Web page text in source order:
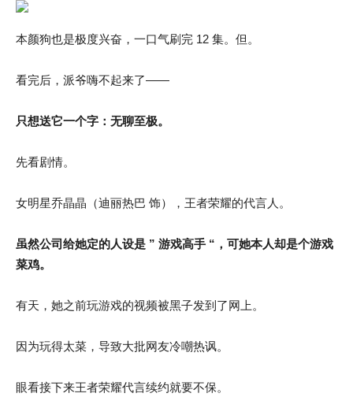
本颜狗也是极度兴奋，一口气刷完 12 集。但。
看完后，派爷嗨不起来了——
只想送它一个字： 无聊至极。
先看剧情。
女明星乔晶晶（迪丽热巴 饰），王者荣耀的代言人。
虽然公司给她定的人设是 ” 游戏高手 “，可她本人却是个游戏
菜鸡。
有天，她之前玩游戏的视频被黑子发到了网上。
因为玩得太菜，导致大批网友冷嘲热讽。
眼看接下来王者荣耀代言续约就要不保。